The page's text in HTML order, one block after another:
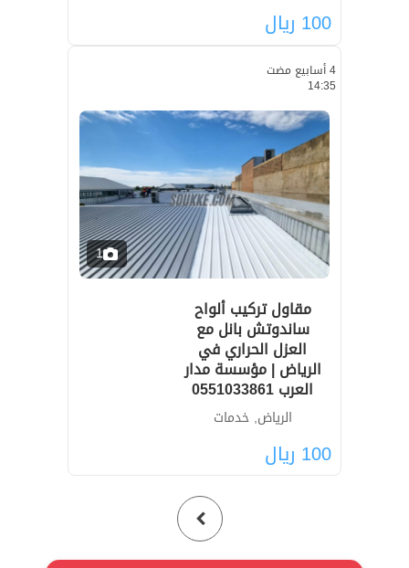
100 ريال
4 أسابيع مضت
14:35
1
مقاول تركيب ألواح
ساندوتش بانل مع
العزل الحراري في
الرياض | مؤسسة مدار
العرب 0551033861
الرياض, خدمات
100 ريال